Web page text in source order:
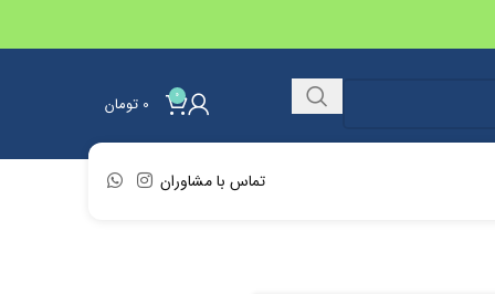
0
0 تومان
تماس با مشاوران